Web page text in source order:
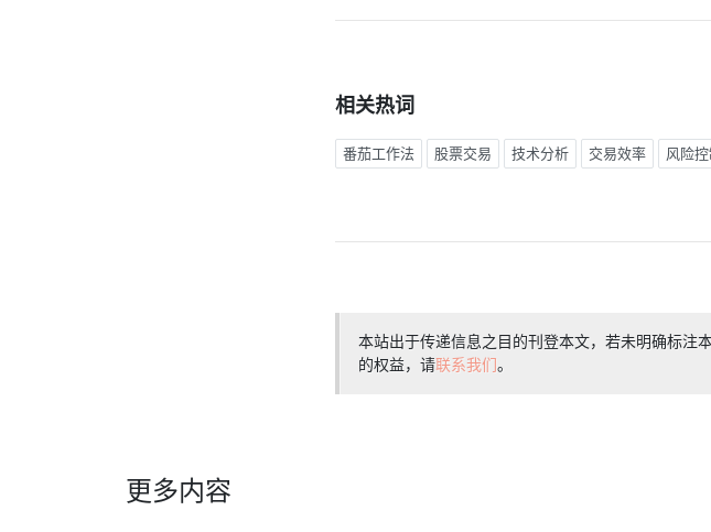
相关热词
番茄工作法 股票交易 技术分析 交易效率 风险控
本站出于传递信息之目的刊登本文，若未明确标注
的权益，请联系我们。
更多内容